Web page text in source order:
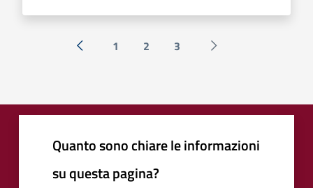
« Precedente
1 2 3 Successiva »
Quanto sono chiare le informazioni
su questa pagina?